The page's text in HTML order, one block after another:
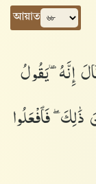
আয়াত
إِنَّهُۥ يَقُولُ
فَٱفْعَلُوا۟